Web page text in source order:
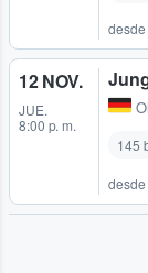
desde
12 NOV.
JUE.
8:00 p. m.
145
desde